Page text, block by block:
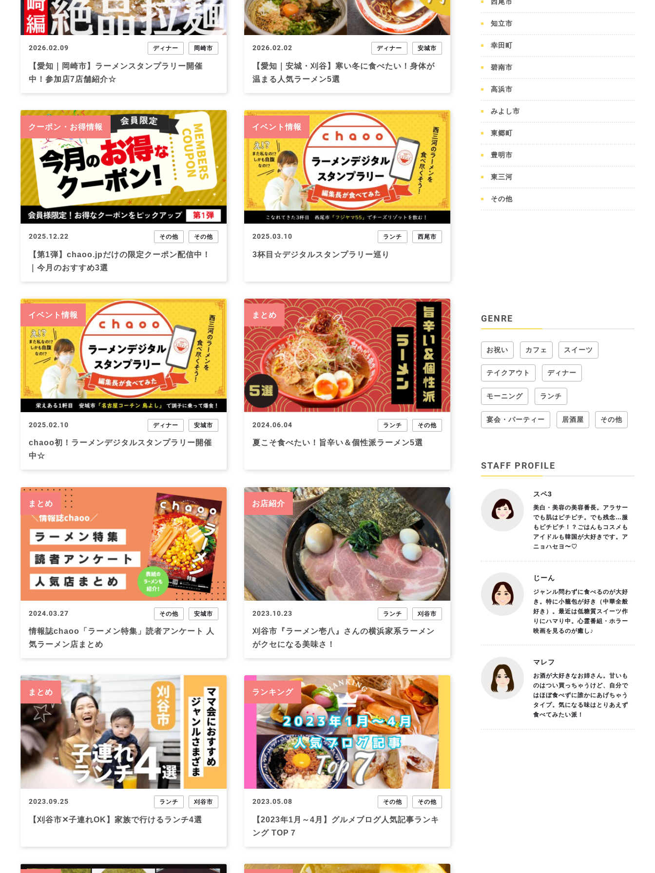
2026.02.09 ディナー 岡崎市
【愛知｜岡崎市】ラーメンスタンプラリー開催
中！参加店7店舗紹介☆
2026.02.02 ディナー 安城市
【愛知｜安城・刈谷】寒い冬に食べたい！身体が
温まる人気ラーメン5選
クーポン・お得情報
2025.12.22 その他 その他
【第1弾】chaoo.jpだけの限定クーポン配信中！
｜今月のおすすめ3選
イベント情報
2025.03.10 ランチ 西尾市
3杯目☆デジタルスタンプラリー巡り
イベント情報
2025.02.10 ディナー 安城市
chaoo初！ラーメンデジタルスタンプラリー開催
中☆
まとめ
2024.06.04 ランチ その他
夏こそ食べたい！旨辛い＆個性派ラーメン5選
まとめ
2024.03.27 その他 安城市
情報誌chaoo「ラーメン特集」読者アンケート 人
気ラーメン店まとめ
お店紹介
2023.10.23 ランチ 刈谷市
刈谷市『ラーメン壱八』さんの横浜家系ラーメン
がクセになる美味さ！
まとめ
2023.09.25 ランチ 刈谷市
【刈谷市✕子連れOK】家族で行けるランチ4選
ランキング
2023.05.08 その他 その他
【2023年1月～4月】グルメブログ人気記事ランキ
ング TOP７
西尾市
知立市
幸田町
碧南市
高浜市
みよし市
東郷町
豊明市
東三河
その他
GENRE
お祝い カフェ スイーツ
テイクアウト ディナー
モーニング ランチ
宴会・パーティー 居酒屋 その他
STAFF PROFILE
スペ3
美白・美容の美容番長。アラサー
でも肌はピチピチ。でも残念…服
もピチピチ！？ごはんもコスメも
アイドルも韓国が大好きです。ア
ニョハセヨ〜♡
じーん
ジャンル問わずに食べるのが大好
き。特に小籠包が好き（中華全般
好き）。最近は低糖質スイーツ作
りにハマり中。心霊番組・ホラー
映画を見るのが癒し♪
マレフ
お酒が大好きなお姉さん。甘いも
のはつい買っちゃうけど、自分で
はほぼ食べずに誰かにあげちゃう
タイプ。気になる味はとりあえず
食べてみたい派！